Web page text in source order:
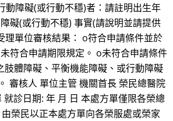
動障礙(或行動不穩)者：請註明出生年
礙(或行動不穩) 事實(請說明並請提供
理單位審核結果： o符合申請條件並於
符合申請期限規定。 o未符合申請條件
肢體障礙、平衡機能障礙、或行動障礙
審核人 單位主管 機關首長 榮民總醫院
診日期: 年 月 日 本處方單僅限各榮總
榮民以正本處方單向各榮服處或榮家